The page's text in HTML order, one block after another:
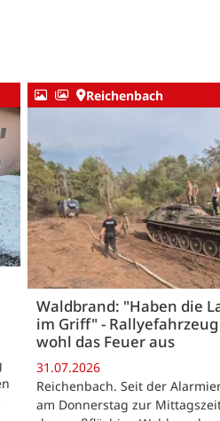
Reichenbach
Waldbrand: "Haben die
im Griff" -
wohl das Feuer aus
31.07.2026
Reichenbach. Seit der
am Donnerstag zur